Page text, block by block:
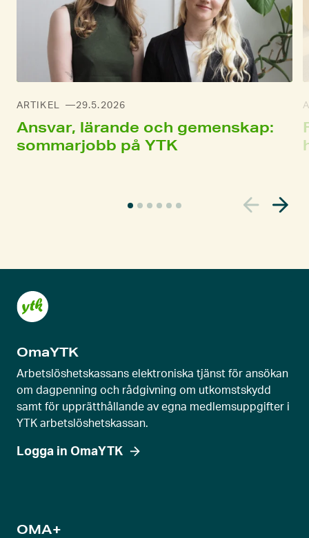
ARTIKEL 29.5.2026
Ansvar, lärande och gemenskap:
sommarjobb på YTK
l
s
j
u
t
r
e
g
OmaYTK
Arbetslöshetskassans elektroniska tjänst för ansökan
om dagpenning och rådgivning om utkomstskydd
samt för upprätthållande av egna medlemsuppgifter i
YTK arbetslöshetskassan.
Logga in OmaYTK
OMA+